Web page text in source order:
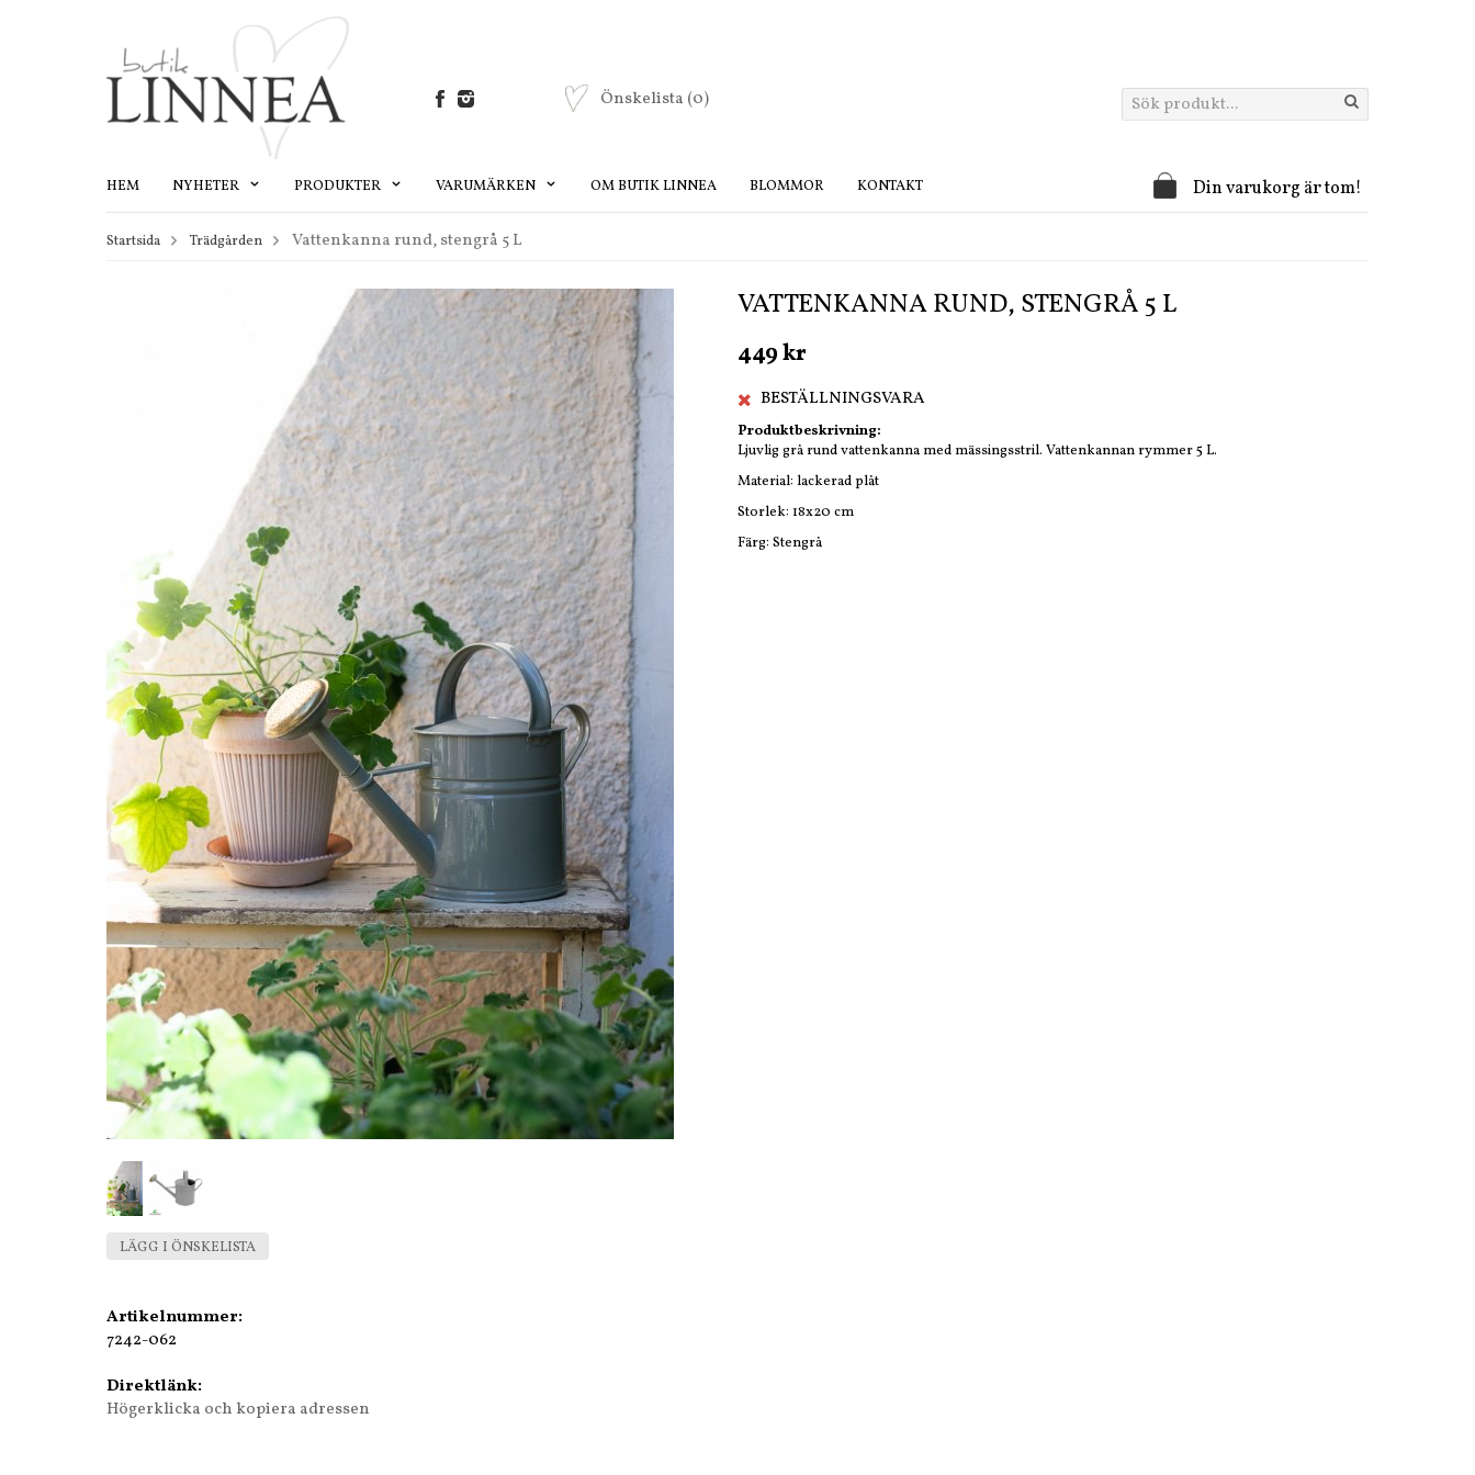
Önskelista (0)
HEM NYHETER PRODUKTER VARUMÄRKEN OM BUTIK LINNEA BLOMMOR KONTAKT Din varukorg är tom!
Startsida Trädgården Vattenkanna rund, stengrå 5 L
VATTENKANNA RUND, STENGRÅ 5 L
449 kr
BESTÄLLNINGSVARA
Produktbeskrivning:
Ljuvlig grå rund vattenkanna med mässingsstril. Vattenkannan rymmer 5 L.
Material: lackerad plåt
Storlek: 18x20 cm
Färg: Stengrå
LÄGG I ÖNSKELISTA
Artikelnummer:
7242-062
Direktlänk:
Högerklicka och kopiera adressen